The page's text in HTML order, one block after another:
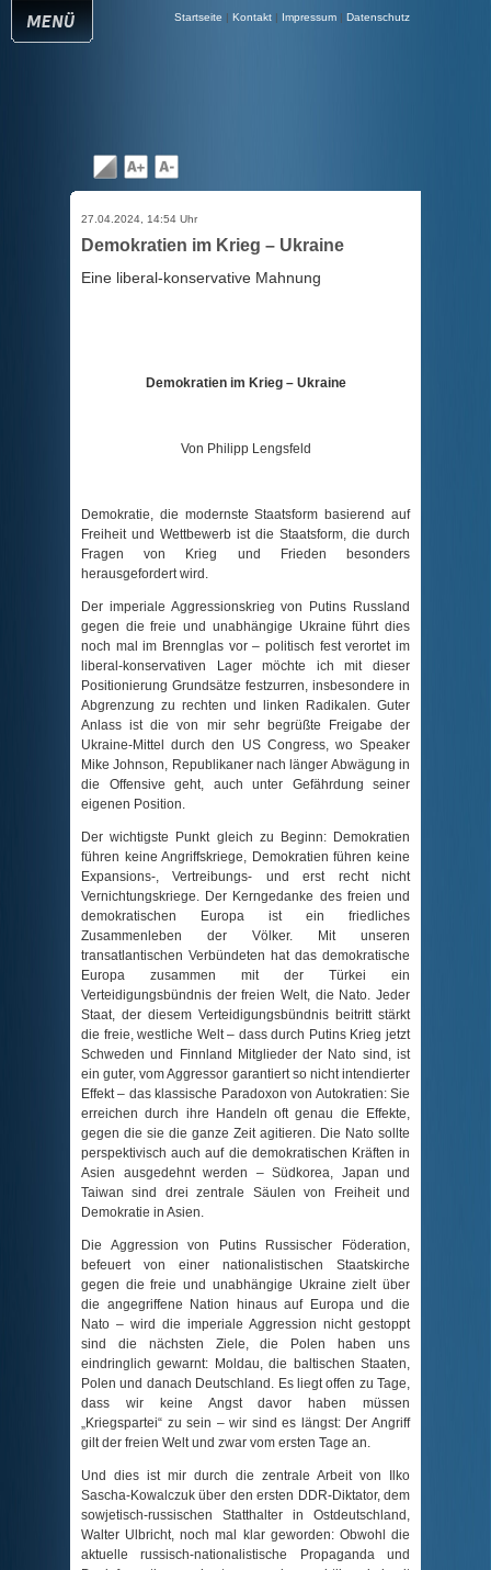
Startseite | Kontakt | Impressum | Datenschutz
27.04.2024, 14:54 Uhr
Demokratien im Krieg – Ukraine
Eine liberal-konservative Mahnung
Demokratien im Krieg – Ukraine
Von Philipp Lengsfeld
Demokratie, die modernste Staatsform basierend auf
Freiheit und Wettbewerb ist die Staatsform, die durch
Fragen von Krieg und Frieden besonders
herausgefordert wird.
Der imperiale Aggressionskrieg von Putins Russland
gegen die freie und unabhängige Ukraine führt dies
noch mal im Brennglas vor – politisch fest verortet im
liberal-konservativen Lager möchte ich mit dieser
Positionierung Grundsätze festzurren, insbesondere in
Abgrenzung zu rechten und linken Radikalen. Guter
Anlass ist die von mir sehr begrüßte Freigabe der
Ukraine-Mittel durch den US Congress, wo Speaker
Mike Johnson, Republikaner nach länger Abwägung in
die Offensive geht, auch unter Gefährdung seiner
eigenen Position.
Der wichtigste Punkt gleich zu Beginn: Demokratien
führen keine Angriffskriege, Demokratien führen keine
Expansions-, Vertreibungs- und erst recht nicht
Vernichtungskriege. Der Kerngedanke des freien und
demokratischen Europa ist ein friedliches
Zusammenleben der Völker. Mit unseren
transatlantischen Verbündeten hat das demokratische
Europa zusammen mit der Türkei ein
Verteidigungsbündnis der freien Welt, die Nato. Jeder
Staat, der diesem Verteidigungsbündnis beitritt stärkt
die freie, westliche Welt – dass durch Putins Krieg jetzt
Schweden und Finnland Mitglieder der Nato sind, ist
ein guter, vom Aggressor garantiert so nicht intendierter
Effekt – das klassische Paradoxon von Autokratien: Sie
erreichen durch ihre Handeln oft genau die Effekte,
gegen die sie die ganze Zeit agitieren. Die Nato sollte
perspektivisch auch auf die demokratischen Kräften in
Asien ausgedehnt werden – Südkorea, Japan und
Taiwan sind drei zentrale Säulen von Freiheit und
Demokratie in Asien.
Die Aggression von Putins Russischer Föderation,
befeuert von einer nationalistischen Staatskirche
gegen die freie und unabhängige Ukraine zielt über
die angegriffene Nation hinaus auf Europa und die
Nato – wird die imperiale Aggression nicht gestoppt
sind die nächsten Ziele, die Polen haben uns
eindringlich gewarnt: Moldau, die baltischen Staaten,
Polen und danach Deutschland. Es liegt offen zu Tage,
dass wir keine Angst davor haben müssen
Kriegspartei“ zu sein – wir sind es längst: Der Angriff
gilt der freien Welt und zwar vom ersten Tage an.
Und dies ist mir durch die zentrale Arbeit von Ilko
Sascha-Kowalczuk über den ersten DDR-Diktator, dem
sowjetisch-russischen Statthalter in Ostdeutschland,
Walter Ulbricht, noch mal klar geworden: Obwohl die
aktuelle russisch-nationalistische Propaganda und